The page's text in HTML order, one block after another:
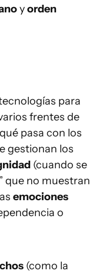
yorden
para
frentes de
pasa con los
gestionan los
(cuando se
que no muestran
emociones
o
(como la